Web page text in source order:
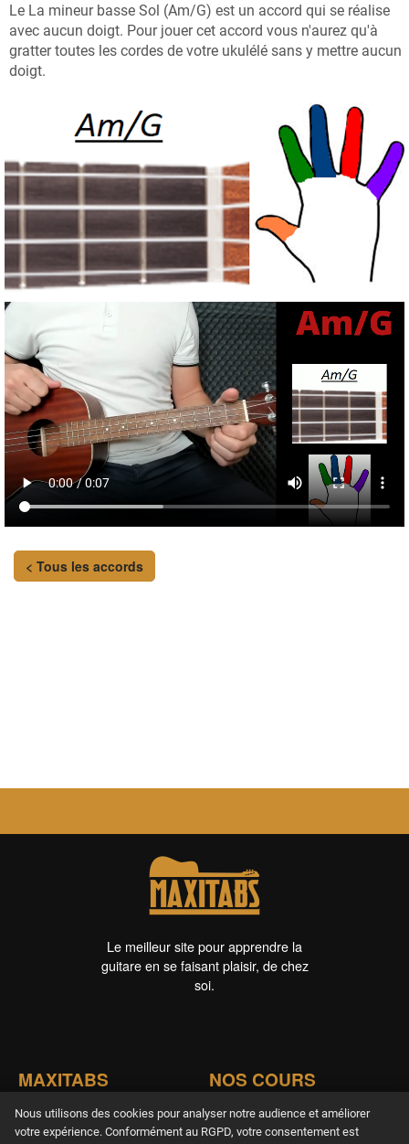
Le La mineur basse Sol (Am/G) est un accord qui se réalise
avec aucun doigt. Pour jouer cet accord vous n'aurez qu'à
gratter toutes les cordes de votre ukulélé sans y mettre aucun
doigt.
< Tous les accords
Le meilleur site pour apprendre la
guitare en se faisant plaisir, de chez
soi.
MAXITABS
Nos offres
Offrir un abonnement
NOS COURS
Apprendre guitare
Acoustique
Nous utilisons des cookies pour analyser notre audience et améliorer
votre expérience. Conformément au RGPD, votre consentement est